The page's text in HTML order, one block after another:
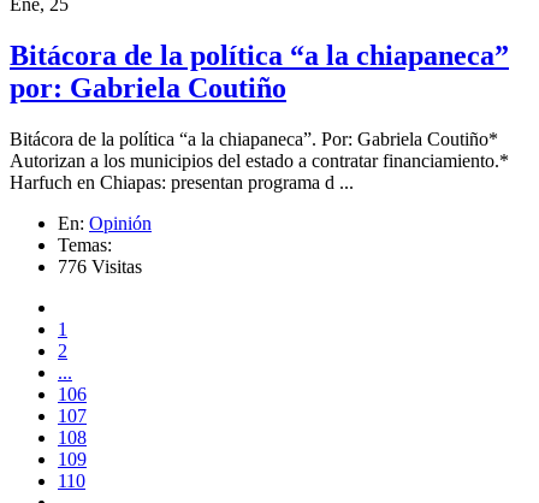
Ene, 25
Bitácora de la política “a la chiapaneca”
por: Gabriela Coutiño
Bitácora de la política “a la chiapaneca”. Por: Gabriela Coutiño*
Autorizan a los municipios del estado a contratar financiamiento.*
Harfuch en Chiapas: presentan programa d ...
En: Opinión
Temas:
776 Visitas
1
2
...
106
107
108
109
110